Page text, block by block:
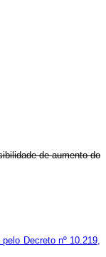
de aumento do
Decreto nº 10.219,